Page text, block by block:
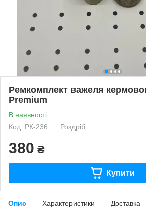
Ремкомплект важеля
Premium
В наявності
Код: РК-236
Роздріб
380 ₴
Купити
Опис Характеристики Доставка